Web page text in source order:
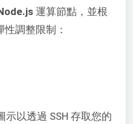
運算節點，並根
調整限制：
示以透過 SSH 存取您的